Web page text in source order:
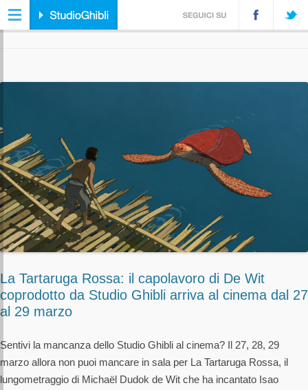
La Tartaruga Rossa: il capolavoro di De Wit
coprodotto da Studio Ghibli arriva al cinema dal 27
al 29 marzo
Sentivi la mancanza dello Studio Ghibli al cinema? Il 27, 28, 29
marzo allora non puoi mancare in sala per La Tartaruga Rossa, il
lungometraggio di Michaël Dudok de Wit che ha incantato Isao